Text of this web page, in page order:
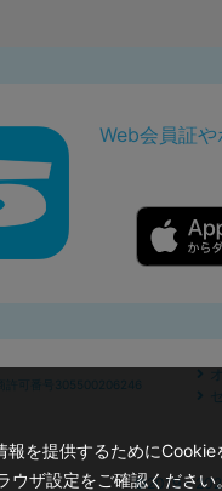
Web会員証
許可番号305500206246
©2019 -
を提供するためにCookie
ウザ設定をご確認ください